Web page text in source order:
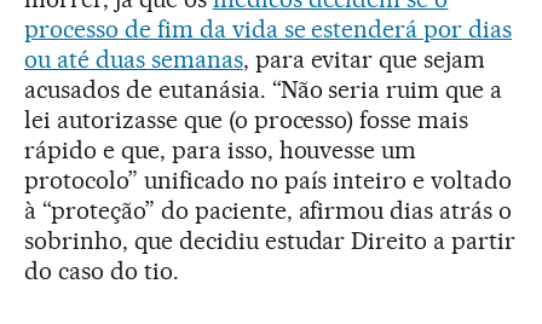
processo de fim da vida se estenderá por dias
ou até duas semanas, para evitar que sejam
acusados de eutanásia. “Não seria ruim que a
lei autorizasse que (o processo) fosse mais
rápido e que, para isso, houvesse um
protocolo” unificado no país inteiro e voltado
à “proteção” do paciente, afirmou dias atrás o
sobrinho, que decidiu estudar Direito a partir
do caso do tio.